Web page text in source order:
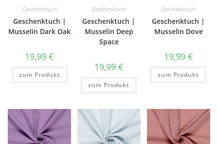
Geschenktuch
Geschenktuch |
Musselin Dark Oak
19,99€
zum Produkt
Geschenktuch
Geschenktuch |
Musselin Deep
Space
19,99 €
zum Produkt
Geschenktuch
Geschenktuch |
Musselin Dove
19,99 €
zum Produkt